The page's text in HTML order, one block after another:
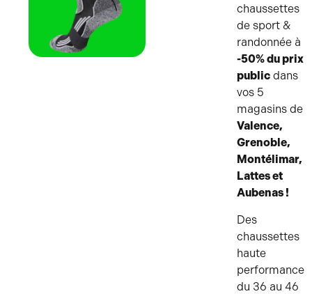
chaussettes
de sport &
randonnée à
-50% du prix
public dans
vos 5
magasins de
Valence,
Grenoble,
Montélimar,
Lattes et
Aubenas !
Des
chaussettes
haute
performance
du 36 au 46